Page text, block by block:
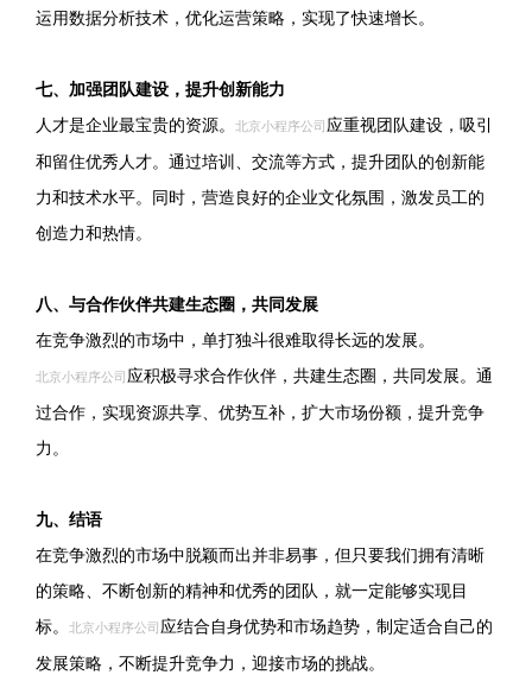
运用数据分析技术，优化运营策略，实现了快速增长。
七、加强团队建设，提升创新能力
人才是企业最宝贵的资源。
北京小程序公司 应重视团队建设，吸引
和留住优秀人才。通过培训、交流等方式，提升团队的创新能
力和技术水平。同时，营造良好的企业文化氛围，激发员工的
创造力和热情。
八、与合作伙伴共建生态圈，共同发展
在竞争激烈的市场中，单打独斗很难取得长远的发展。
北京小程序公司 应积极寻求合作伙伴，共建生态圈，共同发展。通
过合作，实现资源共享、优势互补，扩大市场份额，提升竞争
力。
九、结语
在竞争激烈的市场中脱颖而出并非易事，但只要我们拥有清晰
的策略、不断创新的精神和优秀的团队，就一定能够实现目
标。
北京小程序公司 应结合自身优势和市场趋势，制定适合自己的
发展策略，不断提升竞争力，迎接市场的挑战。